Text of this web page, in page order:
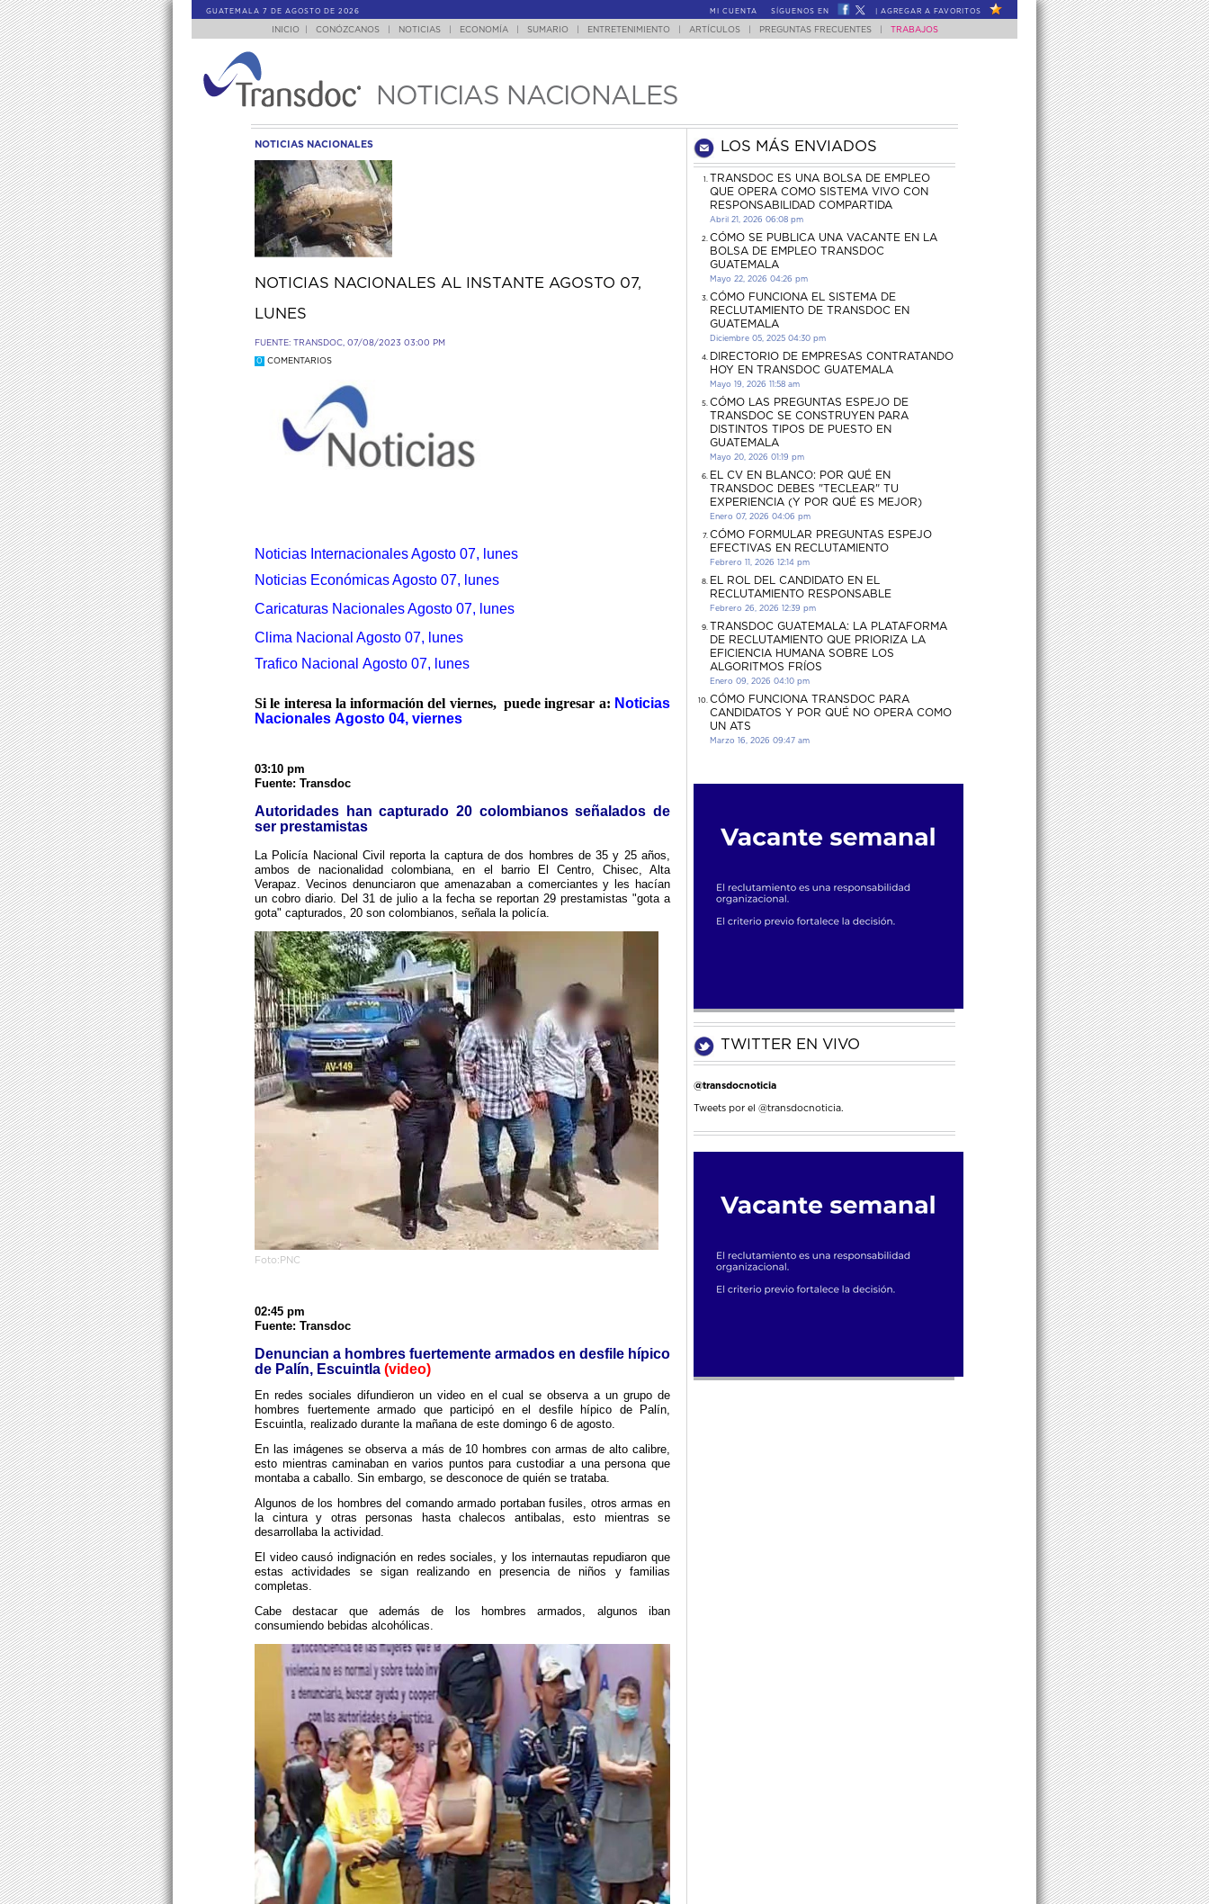
GUATEMALA 7 DE AGOSTO DE 2026 MI CUENTA SÍGUENOS EN AGREGAR A FAVORITOS
INICIO CONÓZCANOS NOTICIAS ECONOMÍA SUMARIO ENTRETENIMIENTO ARTÍCULOS PREGUNTAS FRECUENTES TRABAJOS
NOTICIAS NACIONALES
NOTICIAS NACIONALES
NOTICIAS NACIONALES AL INSTANTE AGOSTO 07,
LUNES
FUENTE: TRANSDOC, 07/08/2023 03:00 PM
0 COMENTARIOS
Noticias Internacionales Agosto 07, lunes
Noticias Económicas Agosto 07, lunes
Caricaturas Nacionales Agosto 07, lunes
Clima Nacional Agosto 07, lunes
Trafico Nacional Agosto 07, lunes
Si le interesa la información del viernes, puede ingresar a: Noticias
Nacionales Agosto 04, viernes
03:10 pm
Fuente: Transdoc
Autoridades han capturado 20 colombianos señalados de
ser prestamistas
La Policía Nacional Civil reporta la captura de dos hombres de 35 y 25 años,
ambos de nacionalidad colombiana, en el barrio El Centro, Chisec, Alta
Verapaz. Vecinos denunciaron que amenazaban a comerciantes y les hacían
un cobro diario. Del 31 de julio a la fecha se reportan 29 prestamistas "gota a
gota" capturados, 20 son colombianos, señala la policía.
Foto:PNC
02:45 pm
Fuente: Transdoc
Denuncian a hombres fuertemente armados en desfile hípico
de Palín, Escuintla (video)
En redes sociales difundieron un video en el cual se observa a un grupo de
hombres fuertemente armado que participó en el desfile hípico de Palín,
Escuintla, realizado durante la mañana de este domingo 6 de agosto.
En las imágenes se observa a más de 10 hombres con armas de alto calibre,
esto mientras caminaban en varios puntos para custodiar a una persona que
montaba a caballo. Sin embargo, se desconoce de quién se trataba.
Algunos de los hombres del comando armado portaban fusiles, otros armas en
la cintura y otras personas hasta chalecos antibalas, esto mientras se
desarrollaba la actividad.
El video causó indignación en redes sociales, y los internautas repudiaron que
estas actividades se sigan realizando en presencia de niños y familias
completas.
Cabe destacar que además de los hombres armados, algunos iban
consumiendo bebidas alcohólicas.
LOS MÁS ENVIADOS
TRANSDOC ES UNA BOLSA DE EMPLEO
QUE OPERA COMO SISTEMA VIVO CON
RESPONSABILIDAD COMPARTIDA
Abril 21, 2026 06:08 pm
CÓMO SE PUBLICA UNA VACANTE EN LA
BOLSA DE EMPLEO TRANSDOC
GUATEMALA
Mayo 22, 2026 04:26 pm
CÓMO FUNCIONA EL SISTEMA DE
RECLUTAMIENTO DE TRANSDOC EN
GUATEMALA
Diciembre 05, 2025 04:30 pm
DIRECTORIO DE EMPRESAS CONTRATANDO
HOY EN TRANSDOC GUATEMALA
Mayo 19, 2026 11:58 am
CÓMO LAS PREGUNTAS ESPEJO DE
TRANSDOC SE CONSTRUYEN PARA
DISTINTOS TIPOS DE PUESTO EN
GUATEMALA
Mayo 20, 2026 01:19 pm
EL CV EN BLANCO: POR QUÉ EN
TRANSDOC DEBES "TECLEAR" TU
EXPERIENCIA (Y POR QUÉ ES MEJOR)
Enero 07, 2026 04:06 pm
CÓMO FORMULAR PREGUNTAS ESPEJO
EFECTIVAS EN RECLUTAMIENTO
Febrero 11, 2026 12:14 pm
EL ROL DEL CANDIDATO EN EL
RECLUTAMIENTO RESPONSABLE
Febrero 26, 2026 12:39 pm
TRANSDOC GUATEMALA: LA PLATAFORMA
DE RECLUTAMIENTO QUE PRIORIZA LA
EFICIENCIA HUMANA SOBRE LOS
ALGORITMOS FRÍOS
Enero 09, 2026 04:10 pm
CÓMO FUNCIONA TRANSDOC PARA
CANDIDATOS Y POR QUÉ NO OPERA COMO
UN ATS
Marzo 16, 2026 09:47 am
TWITTER EN VIVO
@transdocnoticia
Tweets por el @transdocnoticia.